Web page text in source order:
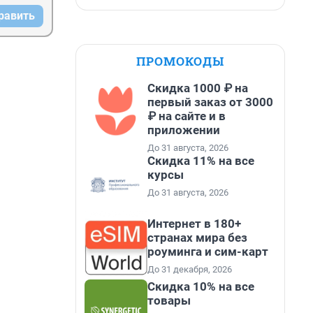
ПРОМОКОДЫ
Скидка 1000 ₽ на
первый заказ от 3000
₽ на сайте и в
приложении
До 31 августа, 2026
Скидка 11% на все
курсы
До 31 августа, 2026
Интернет в 180+
странах мира без
роуминга и сим-карт
До 31 декабря, 2026
Скидка 10% на все
товары